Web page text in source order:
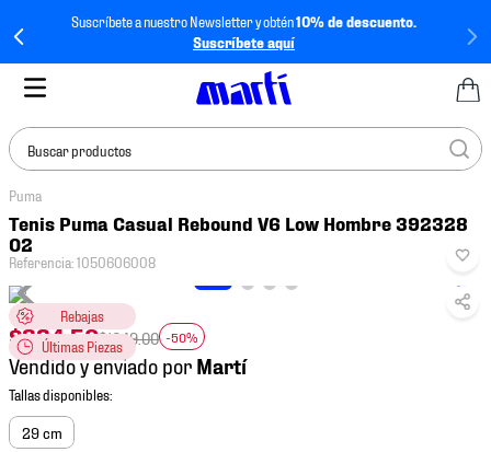
Suscríbete a nuestro Newsletter y obtén10% de descuento.
Suscríbete aquí
Buscar productos
Puma
Tenis Puma Casual Rebound V6 Low Hombre 392328
02
Referencia:1050606008
Rebajas
Últimas Piezas
$824.50$1649.00 -50%
Vendido y enviado por
29 cm
TÉRMINOS MÁS
BUSCADOS
1.
tenis mujer
2.
tenis hombre
3.
tenis
4
tenis futbol
5.
jersey